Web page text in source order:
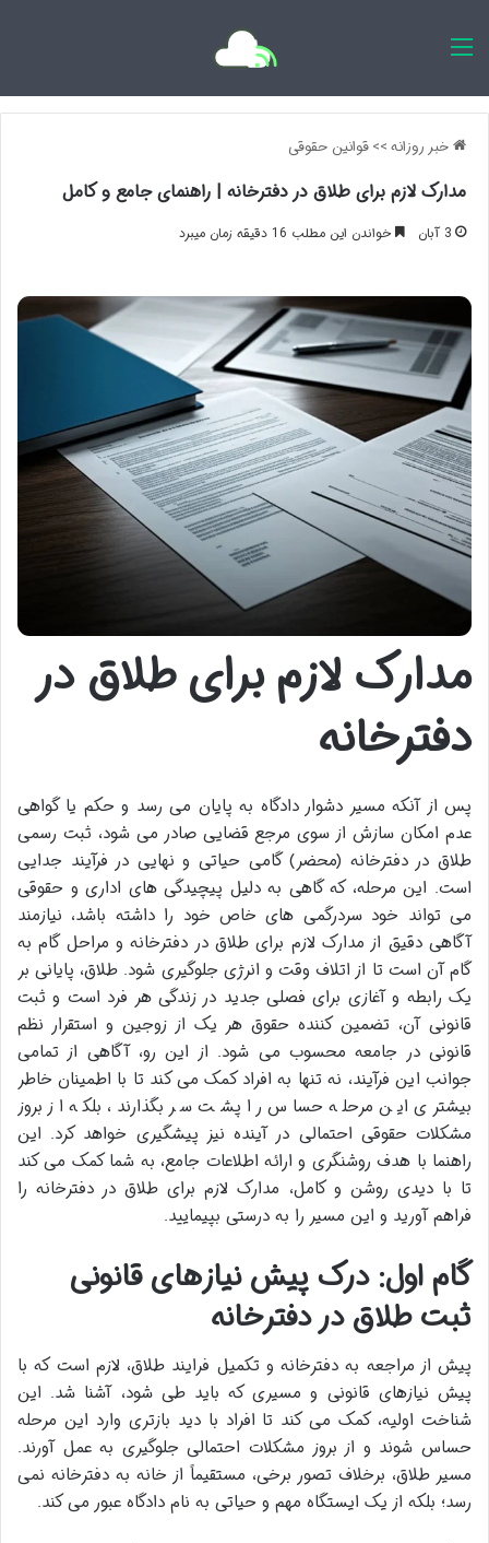
خبر روزانه>>قوانین حقوقی
مدارک لازم برای طلاق در دفترخانه | راهنمای جامع و کامل
3 آبان خواندن این مطلب 16 دقیقه زمان میبرد
مدارک لازم برای طلاق در
دفترخانه
پس از آنکه مسیر دشوار دادگاه به پایان می رسد و حکم یا گواهی
عدم امکان سازش از سوی مرجع قضایی صادر می شود، ثبت رسمی
طلاق در دفترخانه (محضر) گامی حیاتی و نهایی در فرآیند جدایی
است. این مرحله، که گاهی به دلیل پیچیدگی های اداری و حقوقی
می تواند خود سردرگمی های خاص خود را داشته باشد، نیازمند
آگاهی دقیق از مدارک لازم برای طلاق در دفترخانه و مراحل گام به
گام آن است تا از اتلاف وقت و انرژی جلوگیری شود. طلاق، پایانی بر
یک رابطه و آغازی برای فصلی جدید در زندگی هر فرد است و ثبت
قانونی آن، تضمین کننده حقوق هر یک از زوجین و استقرار نظم
قانونی در جامعه محسوب می شود. از این رو، آگاهی از تمامی
جوانب این فرآیند، نه تنها به افراد کمک می کند تا با اطمینان خاطر
بیشتری این مرحله حساس را پشت سر بگذارند، بلکه از بروز
مشکلات حقوقی احتمالی در آینده نیز پیشگیری خواهد کرد. این
راهنما با هدف روشنگری و ارائه اطلاعات جامع، به شما کمک می کند
تا با دیدی روشن و کامل، مدارک لازم برای طلاق در دفترخانه را
فراهم آورید و این مسیر را به درستی بپیمایید.
گام اول: درک پیش نیازهای قانونی
ثبت طلاق در دفترخانه
پیش از مراجعه به دفترخانه و تکمیل فرایند طلاق، لازم است که با
پیش نیازهای قانونی و مسیری که باید طی شود، آشنا شد. این
شناخت اولیه، کمک می کند تا افراد با دید بازتری وارد این مرحله
حساس شوند و از بروز مشکلات احتمالی جلوگیری به عمل آورند.
مسیر طلاق، برخلاف تصور برخی، مستقیماً از خانه به دفترخانه نمی
رسد؛ بلکه از یک ایستگاه مهم و حیاتی به نام دادگاه عبور می کند.